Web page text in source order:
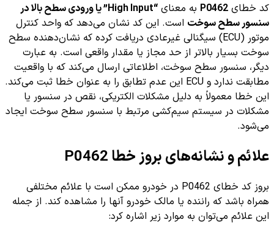
کد خطای P0462 به معنای
“High Input” یا ورودی سطح بالا در
سنسور سطح سوخت است. این کد نشان می‌دهد که واحد کنترل
موتور (ECU) سیگنالی غیرعادی دریافت کرده که نشان‌دهنده سطح
سوخت بسیار بالاتر از حد مجاز یا مقدار واقعی است. به عبارت
دیگر، سنسور سطح سوخت، اطلاعاتی ارسال می‌کند که با واقعیت
مطابقت ندارد و ECU این عدم تطابق را به عنوان خطا ثبت می‌کند.
این خطا معمولاً به دلیل مشکلات الکتریکی، نقص در سنسور یا
مشکلات در سیستم سیم‌کشی مرتبط با سنسور سطح سوخت ایجاد
می‌شود.
علائم و نشانه‌های بروز خطا P0462
بروز کد خطای P0462 در خودرو ممکن است با علائم مختلفی
همراه باشد که راننده یا مالک خودرو آنها را مشاهده کند. از جمله
این علائم می‌توان به موارد زیر اشاره کرد: